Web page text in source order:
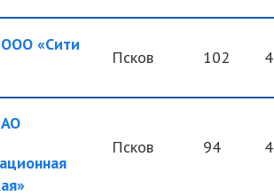
«Сити
Псков 102
Псков 94